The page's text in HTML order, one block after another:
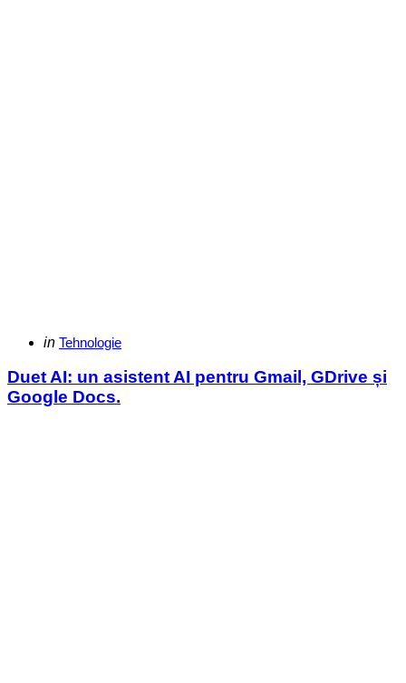
Categories
Posted
in Tehnologie
Duet AI: un asistent AI pentru Gmail, GDrive și
Google Docs.